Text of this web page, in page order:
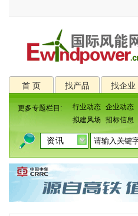
首 页 找产品 找企业
更多专题栏目: 行业动态 企业动态
拟建风场
招标信息